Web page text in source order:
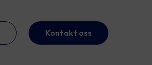
Kontakt oss